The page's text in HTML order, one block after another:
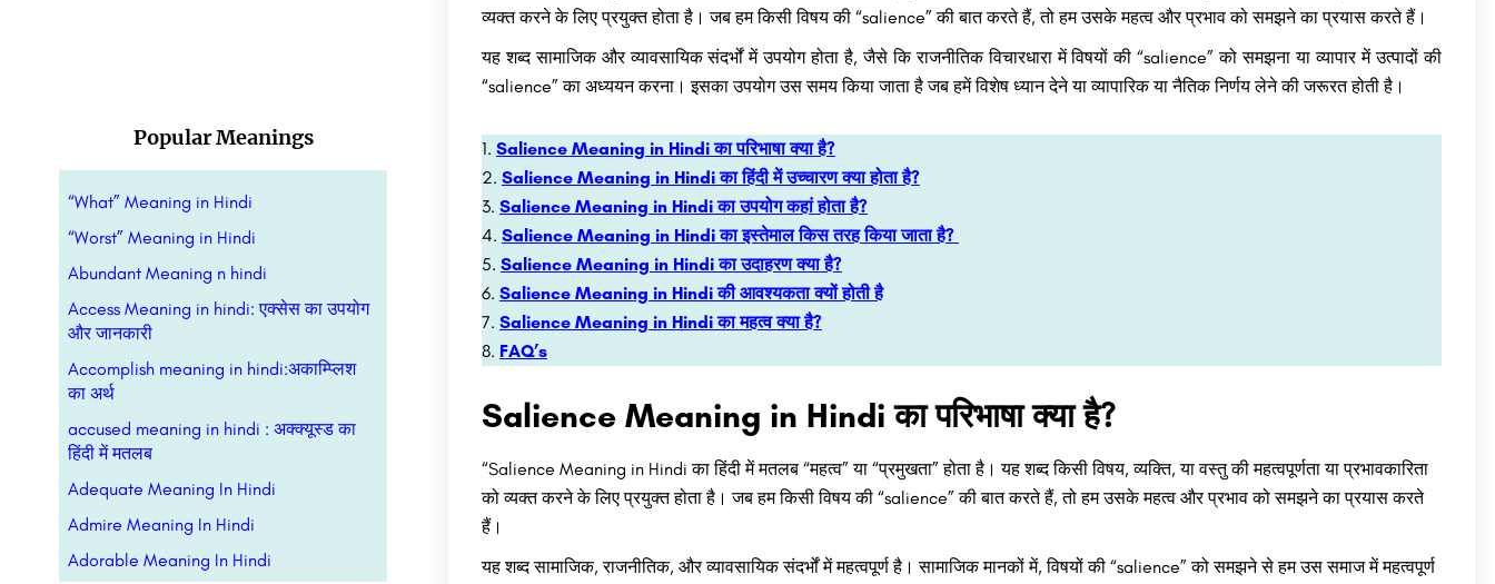
Popular Meanings
“What” Meaning in Hindi
“Worst” Meaning in Hindi
Abundant Meaning n hindi
Access Meaning in hindi: एक्सेस का उपयोग
और जानकारी
Accomplish meaning in hindi:अकाम्प्लिश
का अर्थ
accused meaning in hindi : अक्क्यूस्ड का
हिंदी में मतलब
Adequate Meaning In Hindi
Admire Meaning In Hindi
Adorable Meaning In Hindi
व्यक्त करने के लिए प्रयुक्त होता है। जब हम किसी विषय की “salience” की बात करते हैं, तो हम उसके महत्व और प्रभाव को समझने का प्रयास करते हैं।
यह शब्द सामाजिक और व्यावसायिक संदर्भों में उपयोग होता है, जैसे कि राजनीतिक विचारधारा में विषयों की “salience” को समझना या व्यापार में उत्पादों की
“salience” का अध्ययन करना। इसका उपयोग उस समय किया जाता है जब हमें विशेष ध्यान देने या व्यापारिक या नैतिक निर्णय लेने की जरूरत होती है।
Salience Meaning in Hindi का परिभाषा क्या है?
Salience Meaning in Hindi का हिंदी में उच्चारण क्या होता है?
Salience Meaning in Hindi का उपयोग कहां होता है?
Salience Meaning in Hindi का इस्तेमाल किस तरह किया जाता है?
Salience Meaning in Hindi का उदाहरण क्या है?
Salience Meaning in Hindi की आवश्यकता क्यों होती है
Salience Meaning in Hindi का महत्व क्या है?
FAQ’s
Salience Meaning in Hindi का परिभाषा क्या है?
“Salience Meaning in Hindi का हिंदी में मतलब “महत्व” या “प्रमुखता” होता है। यह शब्द किसी विषय, व्यक्ति, या वस्तु की महत्वपूर्णता या प्रभावकारिता
को व्यक्त करने के लिए प्रयुक्त होता है। जब हम किसी विषय की “salience” की बात करते हैं, तो हम उसके महत्व और प्रभाव को समझने का प्रयास करते
हैं।
यह शब्द सामाजिक, राजनीतिक, और व्यावसायिक संदर्भों में महत्वपूर्ण है। सामाजिक मानकों में, विषयों की “salience” को समझने से हम उस समाज में महत्वपूर्ण